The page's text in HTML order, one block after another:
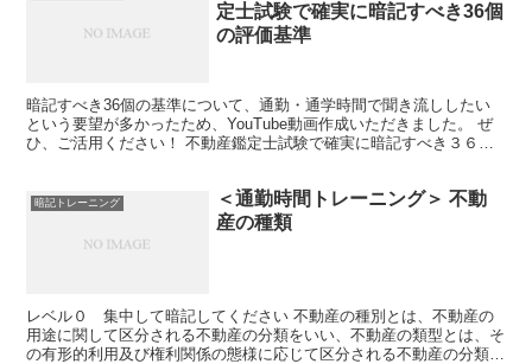
定士試験で確実に暗記すべき36個
の評価基準
暗記すべき36個の基準について、通勤・通学時間で聞き流ししたい
という要望が多かったため、YouTube動画作成いただきました。 ぜ
ひ、ご活用ください！ 不動産鑑定士試験で確実に暗記すべき３６個
暗記トレーニング
＜通勤時間トレーニング＞ 不動
産の種類
レベル０ 集中して暗記してください 不動産の種別とは、不動産の
用途に関して区分される不動産の分類をいい、不動産の類型とは、そ
の有形的利用及び権利関係の態様に応じて区分される不動産の分類を